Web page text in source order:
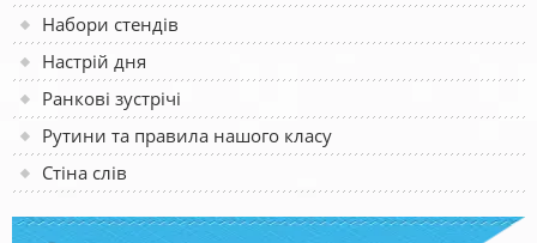
Набори стендів
Настрій дня
Ранкові зустрічі
Рутини та правила нашого класу
Стіна слів